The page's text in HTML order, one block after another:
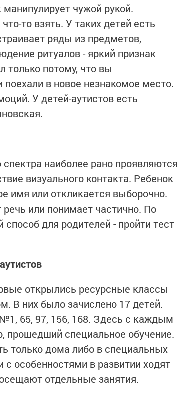
чужой рукой.
то взять. У таких детей есть
ряды из предметов,
ритуалов - яркий признак
только потому, что вы
в новое незнакомое место.
У детей-аутистов есть
наиболее рано проявляются
визуального контакта. Ребенок
имя или откликается выборочно.
или понимает частично. По
для родителей - пройти тест
открылись ресурсные классы
В них было зачислено 17 детей.
65, 97, 156, 168. Здесь с каждым
прошедший специальное обучение.
только дома либо в специальных
особенностями в развитии ходят
отдельные занятия.